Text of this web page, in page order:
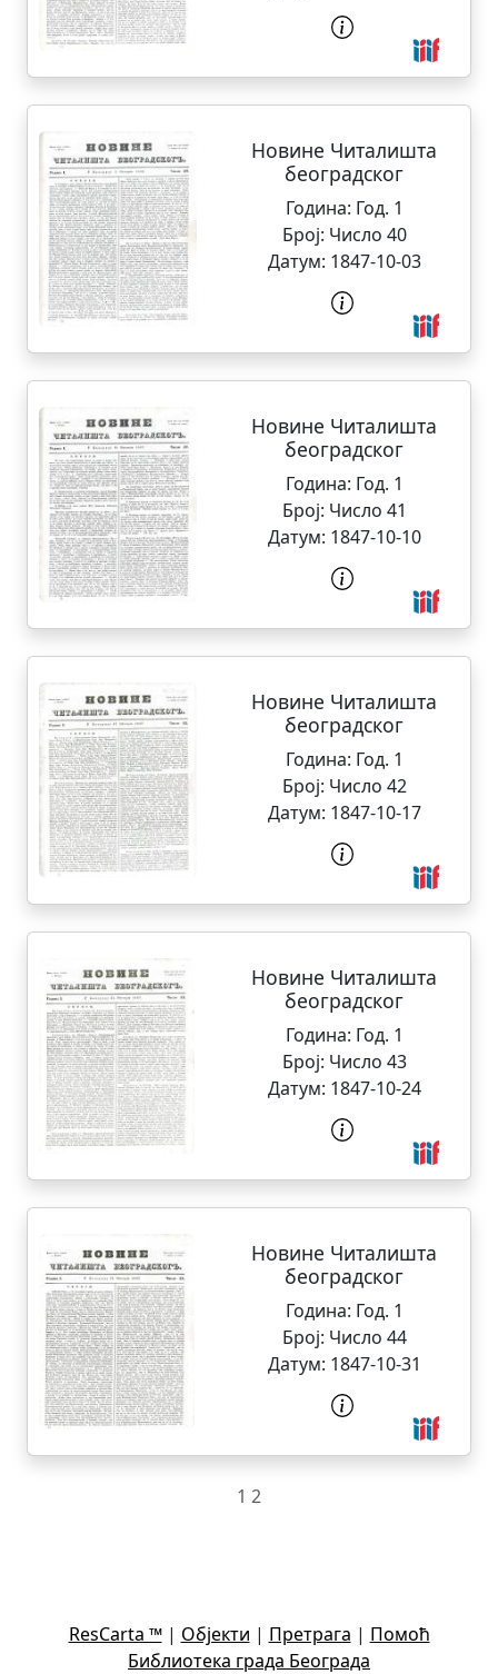
Новине Читалишта
београдског
Година: Год. 1
Број: Число 40
Датум: 1847-10-03
Новине Читалишта
београдског
Година: Год. 1
Број: Число 41
Датум: 1847-10-10
Новине Читалишта
београдског
Година: Год. 1
Број: Число 42
Датум: 1847-10-17
Новине Читалишта
београдског
Година: Год. 1
Број: Число 43
Датум: 1847-10-24
Новине Читалишта
београдског
Година: Год. 1
Број: Число 44
Датум: 1847-10-31
1 2
ResCarta ™| Објекти | Претрага | Помоћ
Библиотека града Београда